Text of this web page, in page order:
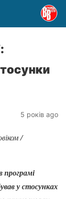
5 років ago
/
програмі
у стосунках